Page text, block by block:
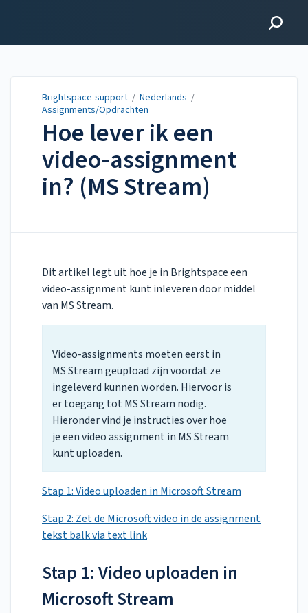
Brightspace-support / Nederlands /
Assignments/Opdrachten
Hoe lever ik een
video-assignment
in? (MS Stream)
Dit artikel legt uit hoe je in Brightspace een
video-assignment kunt inleveren door middel
van MS Stream.
Video-assignments moeten eerst in
MS Stream geüpload zijn voordat ze
ingeleverd kunnen worden. Hiervoor is
er toegang tot MS Stream nodig.
Hieronder vind je instructies over hoe
je een video assignment in MS Stream
kunt uploaden.
Stap 1: Video uploaden in Microsoft Stream
Stap 2: Zet de Microsoft video in de assignment
tekst balk via text link
Stap 1: Video uploaden in
Microsoft Stream